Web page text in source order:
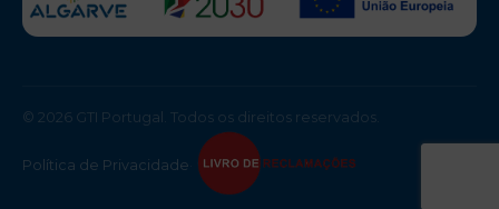
© 2026 GTI Portugal. Todos os direitos reservados.
Política de Privacidade